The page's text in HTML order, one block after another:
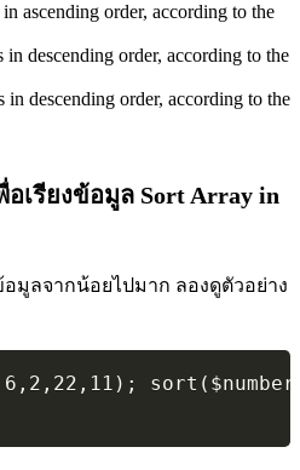
ascending order, according to the
in descending order, according to the
in descending order, according to the
เรียงข้อมูล Sort Array in
มูลจากน้อยไปมาก ลองดูตัวอย่าง